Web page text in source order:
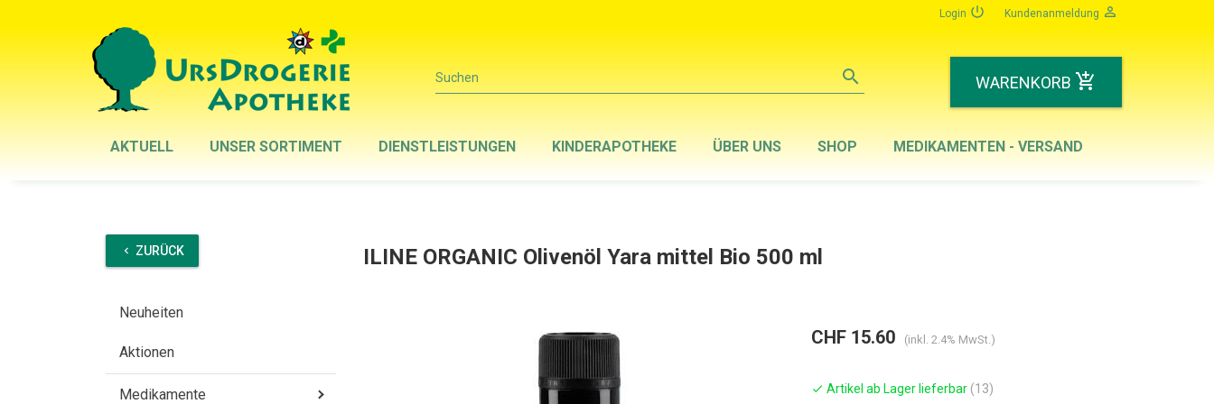
Login power_settings_new Kundenanmeldung person_outline
Suchen search WARENKORB add_shopping_cart
AKTUELL UNSER SORTIMENT DIENSTLEISTUNGEN KINDERAPOTHEKE ÜBER UNS SHOP MEDIKAMENTEN - VERSAND
chevron_left ZURÜCK
Neuheiten
Aktionen
Medikamente
ILINE ORGANIC Olivenöl Yara mittel Bio 500 ml
CHF 15.60 (inkl. 2.4% MwSt.)
check Artikel ab Lager lieferbar (13)